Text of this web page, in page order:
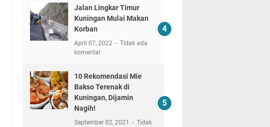
Jalan Lingkar Timur
Kuningan Mulai Makan
Korban
April 07, 2022
Tidak ada
komentar
10 Rekomendasi Mie
Bakso Terenak di
Kuningan, Dijamin
Nagih!
September 02, 2021
Tidak